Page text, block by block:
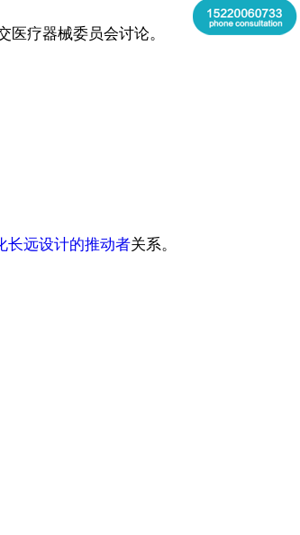
医疗器械委员会讨论。
长远设计的推动者关系。